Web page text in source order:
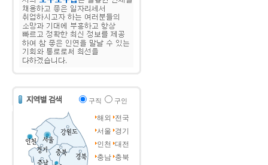
구직 구인
해외
전국
서울 경기
인천 대전
충남 충북